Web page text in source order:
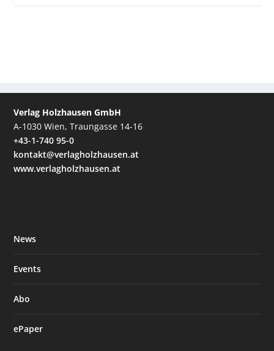
Verlag Holzhausen GmbH
A-1030 Wien, Traungasse 14-16
+43-1-740 95-0
kontakt@verlagholzhausen.at
www.verlagholzhausen.at
News
Events
Abo
ePaper